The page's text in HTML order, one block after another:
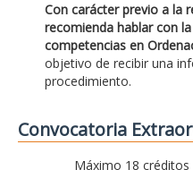
Con carácter previo a la
recomienda hablar con
competencias en
objetivo de recibir una
procedimiento.
Convocatoria
Máximo 18